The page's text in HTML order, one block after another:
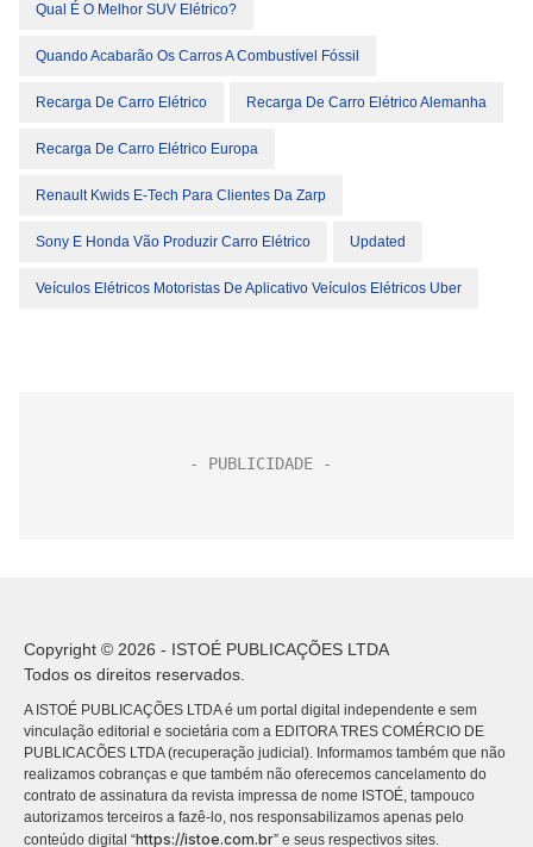
Qual É O Melhor SUV Elétrico?
Quando Acabarão Os Carros A Combustível Fóssil
Recarga De Carro Elétrico Recarga De Carro Elétrico Alemanha
Recarga De Carro Elétrico Europa
Renault Kwids E-Tech Para Clientes Da Zarp
Sony E Honda Vão Produzir Carro Elétrico Updated
Veículos Elétricos Motoristas De Aplicativo Veículos Elétricos Uber
Copyright © 2026 - ISTOÉ PUBLICAÇÕES LTDA
Todos os direitos reservados.
A ISTOÉ PUBLICAÇÕES LTDA é um portal digital independente e sem
vinculação editorial e societária com a EDITORA TRES COMÉRCIO DE
PUBLICACÕES LTDA (recuperação judicial). Informamos também que não
realizamos cobranças e que também não oferecemos cancelamento do
contrato de assinatura da revista impressa de nome ISTOÉ, tampouco
autorizamos terceiros a fazê-lo, nos responsabilizamos apenas pelo
conteúdo digital “https://istoe.com.br” e seus respectivos sites.